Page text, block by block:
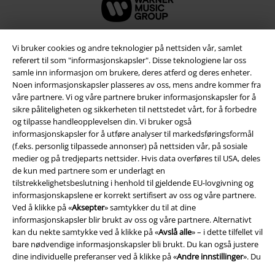
Vi bruker cookies og andre teknologier på nettsiden vår, samlet
referert til som "informasjonskapsler". Disse teknologiene lar oss
samle inn informasjon om brukere, deres atferd og deres enheter.
Noen informasjonskapsler plasseres av oss, mens andre kommer fra
våre partnere. Vi og våre partnere bruker informasjonskapsler for å
sikre påliteligheten og sikkerheten til nettstedet vårt, for å forbedre
og tilpasse handleopplevelsen din. Vi bruker også
informasjonskapsler for å utføre analyser til markedsføringsformål
(f.eks. personlig tilpassede annonser) på nettsiden vår, på sosiale
medier og på tredjeparts nettsider. Hvis data overføres til USA, deles
de kun med partnere som er underlagt en
tilstrekkelighetsbeslutning i henhold til gjeldende EU-lovgivning og
informasjonskapslene er korrekt sertifisert av oss og våre partnere.
Ved å klikke på «Aksepter» samtykker du til at dine
informasjonskapsler blir brukt av oss og våre partnere. Alternativt
kan du nekte samtykke ved å klikke på «Avslå alle» – i dette tilfellet vil
bare nødvendige informasjonskapsler bli brukt. Du kan også justere
dine individuelle preferanser ved å klikke på «Andre innstillinger». Du
Juridisk informasjon/Vilkår
Vilkår
Impressum
Konfidensialitetserklæring
Avfallshåndtering og miljøbeskyttelse